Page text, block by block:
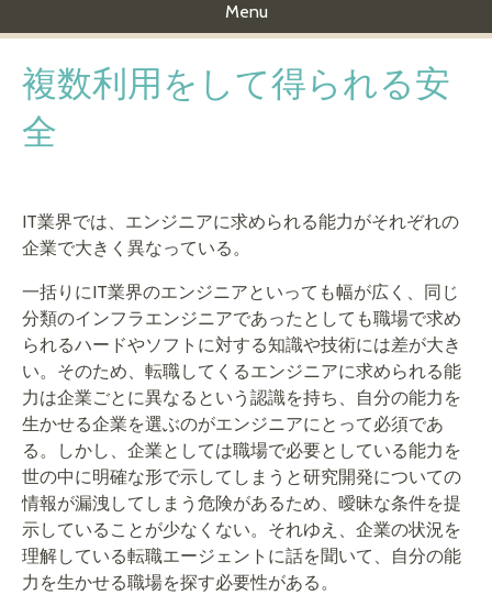
Menu
Skip to content
複数利用をして得られる安
全
IT業界では、エンジニアに求められる能力がそれぞれの
企業で大きく異なっている。
一括りにIT業界のエンジニアといっても幅が広く、同じ
分類のインフラエンジニアであったとしても職場で求め
られるハードやソフトに対する知識や技術には差が大き
い。そのため、転職してくるエンジニアに求められる能
力は企業ごとに異なるという認識を持ち、自分の能力を
生かせる企業を選ぶのがエンジニアにとって必須であ
る。しかし、企業としては職場で必要としている能力を
世の中に明確な形で示してしまうと研究開発についての
情報が漏洩してしまう危険があるため、曖昧な条件を提
示していることが少なくない。それゆえ、企業の状況を
理解している転職エージェントに話を聞いて、自分の能
力を生かせる職場を探す必要性がある。